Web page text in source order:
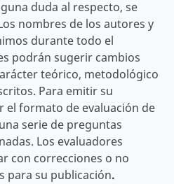
duda al respecto, se
nombres de los autores y
durante todo el
podrán sugerir cambios
teórico, metodológico
Para emitir su
el formato de evaluación de
serie de preguntas
Los evaluadores
con correcciones o no
para su publicación.